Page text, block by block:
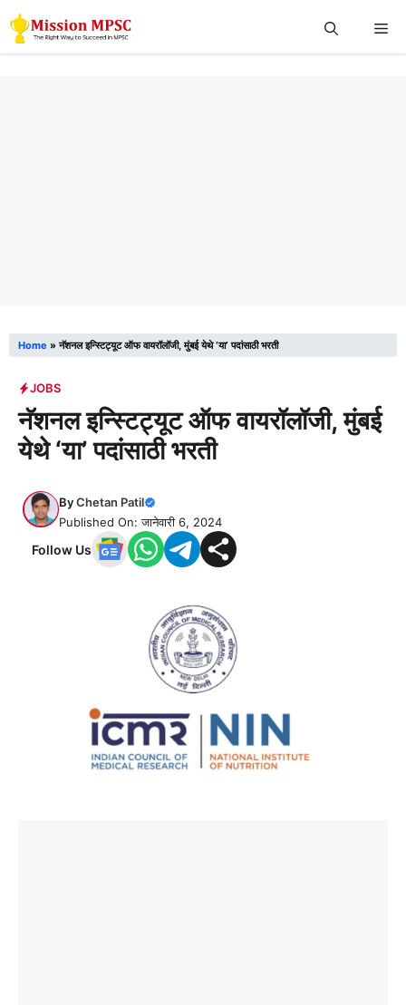
Skip
to
Home »नॅशनल इन्स्टिट्यूट ऑफ वायरॉलॉजी, मुंबई येथे ‘या’ पदांसाठी भरती
JOBS
नॅशनल इन्स्टिट्यूट ऑफ वायरॉलॉजी, मुंबई
येथे ‘या’ पदांसाठी भरती
ByChetan Patil
Published On: जानेवारी 6, 2024
Follow Us